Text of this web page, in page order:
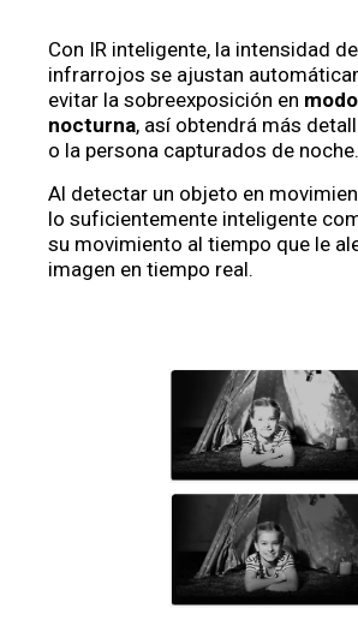
Con IR inteligente, la intensidad
infrarrojos se ajustan
evitar la sobreexposición en
nocturna, así obtendrá más
o la persona capturados de noche.
Al detectar un objeto en
lo suficientemente inteligente
su movimiento al tiempo que le
imagen en tiempo real.